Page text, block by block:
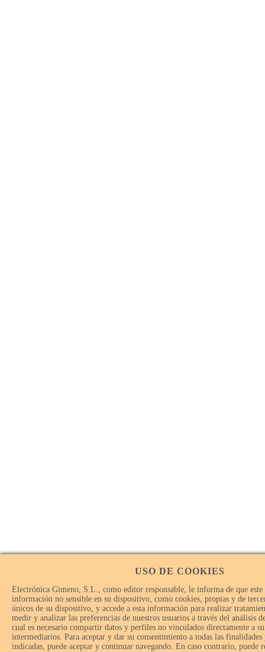
USO DE COOKIES
Electrónica Gimeno, S.L., como editor responsable, le informa de que este
información no sensible en su dispositivo, como cookies, propias y de
únicos de su dispositivo, y accede a esta información para realizar
medir y analizar las preferencias de nuestros usuarios a través del análisis
cual es necesario compartir datos y perfiles no vinculados directamente a
intermediarios. Para aceptar y dar su consentimiento a todas las
indicadas, puede aceptar y continuar navegando. En caso contrario, puede